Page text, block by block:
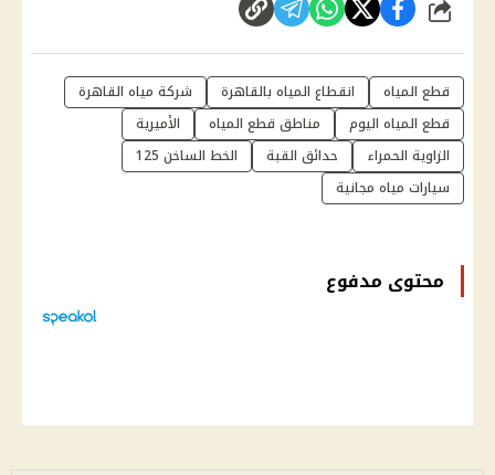
شارك
قطع المياه انقطاع المياه بالقاهرة
شركة مياه القاهرة
قطع المياه اليوم
مناطق قطع المياه
الأميرية
الزاوية الحمراء
حدائق القبة
الخط الساخن 125
سيارات مياه مجانية
محتوى مدفوع